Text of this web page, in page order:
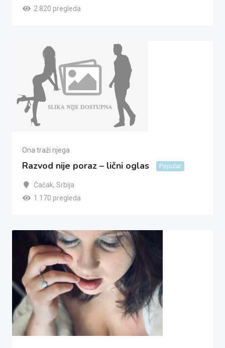
2.820 pregleda
Ona traži njega
Razvod nije poraz – lični oglas Popular
Čačak, Srbija
1.170 pregleda